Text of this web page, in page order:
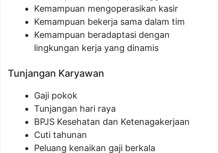
Kemampuan mengoperasikan kasir
Kemampuan bekerja sama dalam tim
Kemampuan beradaptasi dengan
lingkungan kerja yang dinamis
Tunjangan Karyawan
Gaji pokok
Tunjangan hari raya
BPJS Kesehatan dan Ketenagakerjaan
Cuti tahunan
Peluang kenaikan gaji berkala